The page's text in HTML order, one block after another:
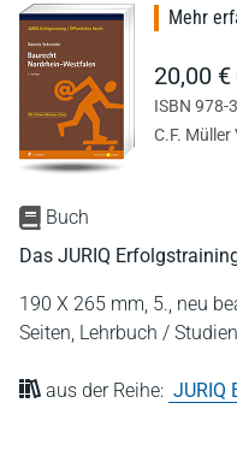
Buch
Das JURIQ
190 X 265 mm, 5., neu
Seiten, Lehrbuch /
aus der Reihe: JURIQ
Mehr
20,00 €
ISBN 978-
C.F. Müller